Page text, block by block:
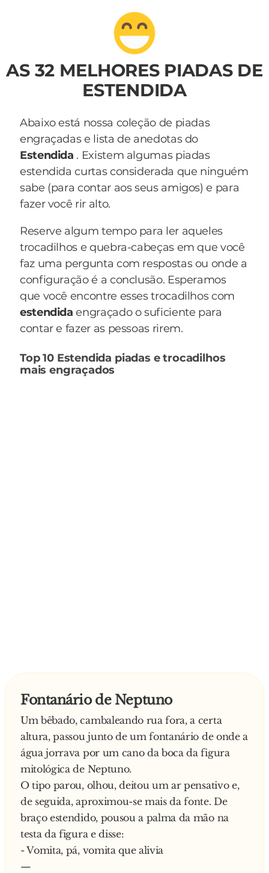
AS 32 MELHORES PIADAS DE
ESTENDIDA
Abaixo está nossa coleção de piadas
engraçadas e lista de anedotas do
Estendida . Existem algumas piadas
estendida curtas considerada que ninguém
sabe (para contar aos seus amigos) e para
fazer você rir alto.
Reserve algum tempo para ler aqueles
trocadilhos e quebra-cabeças em que você
faz uma pergunta com respostas ou onde a
configuração é a conclusão. Esperamos
que você encontre esses trocadilhos com
estendidaengraçado o suficiente para
contar e fazer as pessoas rirem.
Top 10 Estendida piadas e trocadilhos
mais engraçados
Fontanário de Neptuno
Um bêbado, cambaleando rua fora, a certa
altura, passou junto de um fontanário de onde a
água jorrava por um cano da boca da figura
mitológica de Neptuno.
O tipo parou, olhou, deitou um ar pensativo e,
de seguida, aproximou-se mais da fonte. De
braço estendido, pousou a palma da mão na
testa da figura e disse:
- Vomita, pá, vomita que alivia
—